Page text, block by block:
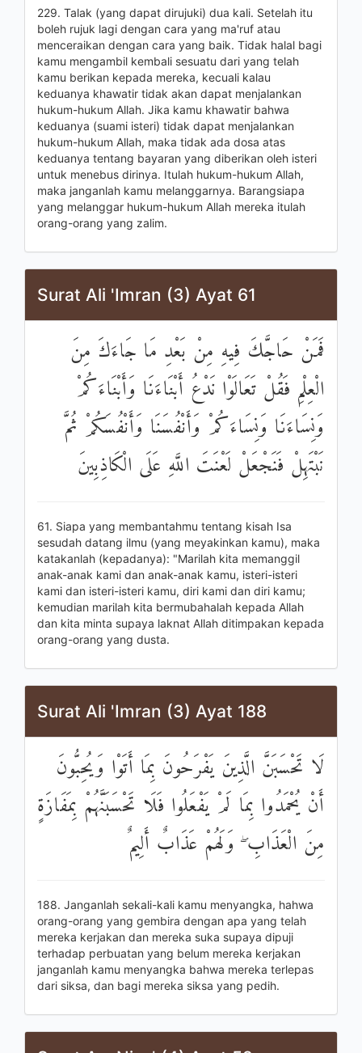
229. Talak (yang dapat dirujuki) dua kali. Setelah itu
boleh rujuk lagi dengan cara yang ma'ruf atau
menceraikan dengan cara yang baik. Tidak halal bagi
kamu mengambil kembali sesuatu dari yang telah
kamu berikan kepada mereka, kecuali kalau
keduanya khawatir tidak akan dapat menjalankan
hukum-hukum Allah. Jika kamu khawatir bahwa
keduanya (suami isteri) tidak dapat menjalankan
hukum-hukum Allah, maka tidak ada dosa atas
keduanya tentang bayaran yang diberikan oleh isteri
untuk menebus dirinya. Itulah hukum-hukum Allah,
maka janganlah kamu melanggarnya. Barangsiapa
yang melanggar hukum-hukum Allah mereka itulah
orang-orang yang zalim.
Surat Ali 'Imran (3) Ayat 61
فَمَنْ حَاجَّكَ فِيهِ مِنْ بَعْدِ مَا جَاءَكَ مِنَ
الْعِلْمِ فَقُلْ تَعَالَوْا نَدْعُ أَبْنَاءَنَا وَأَبْنَاءَكُمْ
وَنِسَاءَنَا وَنِسَاءَكُمْ وَأَنْفُسَنَا وَأَنْفُسَكُمْ ثُمَّ
نَبْتَهِلْ فَنَجْعَلْ لَعْنَتَ اللَّهِ عَلَى الْكَاذِبِينَ
61. Siapa yang membantahmu tentang kisah Isa
sesudah datang ilmu (yang meyakinkan kamu), maka
katakanlah (kepadanya): "Marilah kita memanggil
anak-anak kami dan anak-anak kamu, isteri-isteri
kami dan isteri-isteri kamu, diri kami dan diri kamu;
kemudian marilah kita bermubahalah kepada Allah
dan kita minta supaya laknat Allah ditimpakan kepada
orang-orang yang dusta.
Surat Ali 'Imran (3) Ayat 188
لَا تَحْسَبَنَّ الَّذِينَ يَفْرَحُونَ بِمَا أَتَوْا وَيُحِبُّونَ
أَنْ يُحْمَدُوا بِمَا لَمْ يَفْعَلُوا فَلَا تَحْسَبَنَّهُمْ بِمَفَازَةٍ
مِنَ الْعَذَابِ ۖ وَلَهُمْ عَذَابٌ أَلِيمٌ
188. Janganlah sekali-kali kamu menyangka, hahwa
orang-orang yang gembira dengan apa yang telah
mereka kerjakan dan mereka suka supaya dipuji
terhadap perbuatan yang belum mereka kerjakan
janganlah kamu menyangka bahwa mereka terlepas
dari siksa, dan bagi mereka siksa yang pedih.